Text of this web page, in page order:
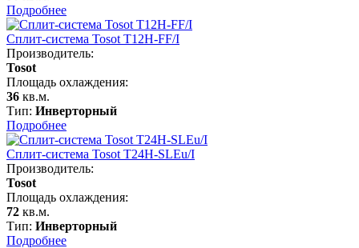
Подробнее
Сплит-система Tosot T12H-FF/I
Производитель:
Tosot
Площадь охлаждения:
36 кв.м.
Тип: Инверторный
Подробнее
Сплит-система Tosot T24H-SLEu/I
Производитель:
Tosot
Площадь охлаждения:
72 кв.м.
Тип: Инверторный
Подробнее